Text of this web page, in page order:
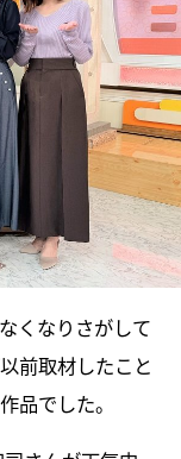
くなりさがして
前取材したこと
品でした。